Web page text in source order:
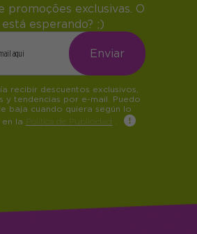
promoções exclusivas. O
está esperando? ;)
recibir descuentos exclusivos,
y tendencias por e-mail. Puedo
baja cuando quiera según lo
la Política de Publicidad